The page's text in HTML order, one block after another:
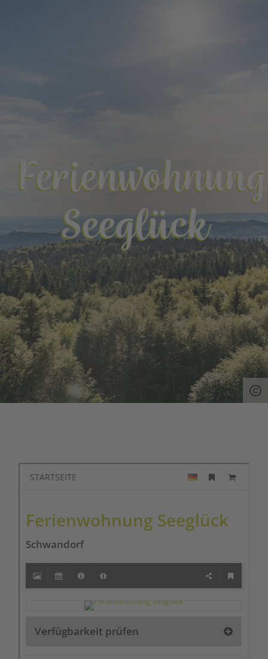
Ferienwohnung
Seeglück